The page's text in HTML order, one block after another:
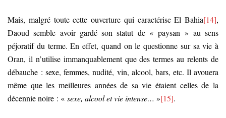
Mais, malgré toute cette ouverture qui caractérise El Bahia[14],
Daoud semble avoir gardé son statut de « paysan » au sens
péjoratif du terme. En effet, quand on le questionne sur sa vie à
Oran, il n’utilise immanquablement que des termes au relents de
débauche : sexe, femmes, nudité, vin, alcool, bars, etc. Il avouera
même que les meilleures années de sa vie étaient celles de la
décennie noire : « sexe, alcool et vie intense… »[15].